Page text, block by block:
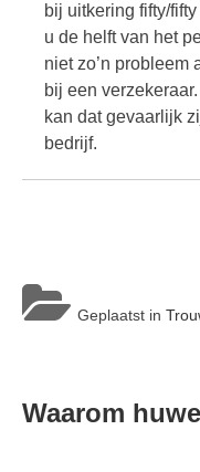
bij uitkering fifty/
u de helft van het
niet zo’n probleem
bij een
kan dat gevaarlijk
bedrijf.
Geplaatst in
Waarom